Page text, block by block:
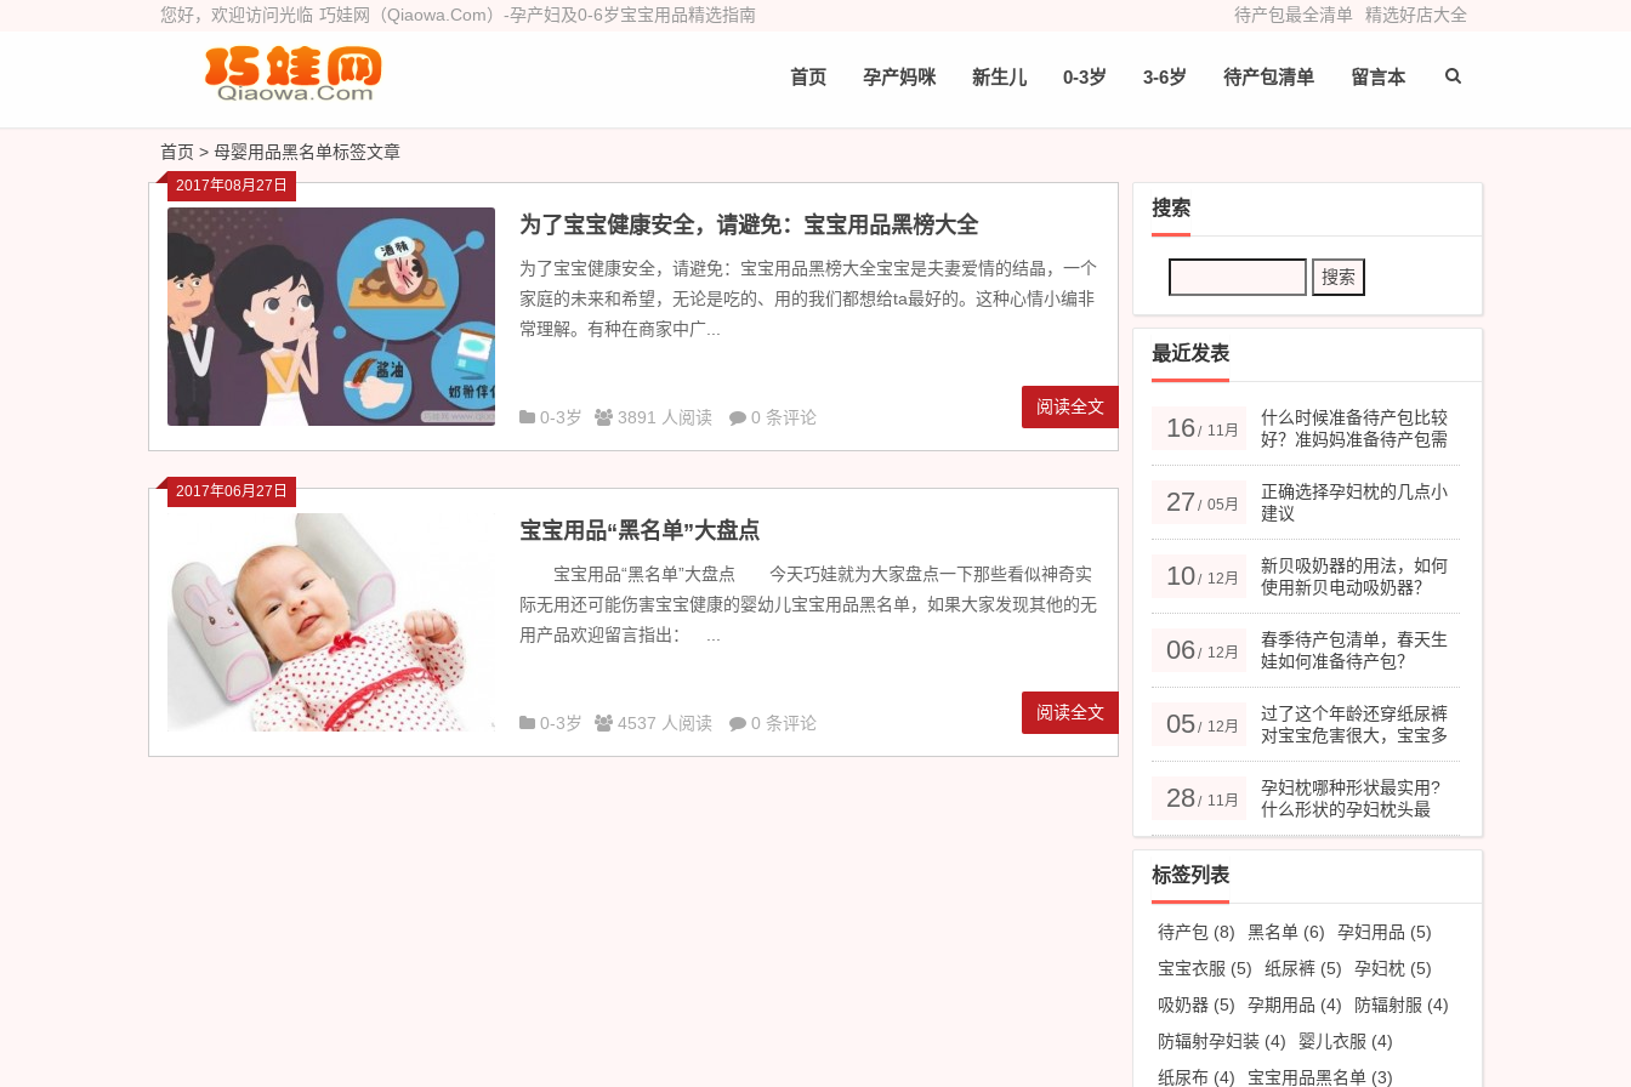
您好，欢迎访问光临 巧娃网（Qiaowa.Com） -孕产妇及0-6岁宝宝用品精选指南 待产包最全清单 精选好店大全
首页 孕产妈咪 新生儿 0-3岁 3-6岁 待产包清单 留言本
首页 > 母婴用品黑名单标签文章
2017年08月27日
为了宝宝健康安全，请避免：宝宝用品黑榜大全
为了宝宝健康安全，请避免：宝宝用品黑榜大全宝宝是夫妻爱情的结晶，一个
家庭的未来和希望，无论是吃的、用的我们都想给ta最好的。这种心情小编非
常理解。有种在商家中广...
0-3岁 3891 人阅读 0 条评论
阅读全文
2017年06月27日
宝宝用品“黑名单”大盘点
宝宝用品“黑名单”大盘点 今天巧娃就为大家盘点一下那些看似神奇实
际无用还可能伤害宝宝健康的婴幼儿宝宝用品黑名单，如果大家发现其他的无
用产品欢迎留言指出： ...
0-3岁 4537 人阅读 0 条评论
阅读全文
搜索
最近发表
16/ 11月
什么时候准备待产包比较
好？准妈妈准备待产包需
要注意的几点
27 / 05月
正确选择孕妇枕的几点小
建议
10/ 12月
新贝吸奶器的用法，如何
使用新贝电动吸奶器？
06/ 12月
春季待产包清单，春天生
娃如何准备待产包？
05/ 12月
过了这个年龄还穿纸尿裤
对宝宝危害很大，宝宝多
大停用纸尿裤合适？
28/ 11月
孕妇枕哪种形状最实用?
什么形状的孕妇枕头最
好？
标签列表
待产包 (8) 黑名单 (6) 孕妇用品 (5)
宝宝衣服 (5) 纸尿裤 (5) 孕妇枕 (5)
吸奶器 (5) 孕期用品 (4) 防辐射服 (4)
防辐射孕妇装 (4) 婴儿衣服 (4)
纸尿布 (4) 宝宝用品黑名单 (3)